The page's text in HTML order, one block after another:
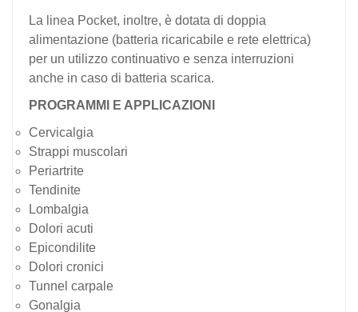
La linea Pocket, inoltre, è dotata di doppia
alimentazione (batteria ricaricabile e rete elettrica)
per un utilizzo continuativo e senza interruzioni
anche in caso di batteria scarica.
PROGRAMMI E APPLICAZIONI
Cervicalgia
Strappi muscolari
Periartrite
Tendinite
Lombalgia
Dolori acuti
Epicondilite
Dolori cronici
Tunnel carpale
Gonalgia